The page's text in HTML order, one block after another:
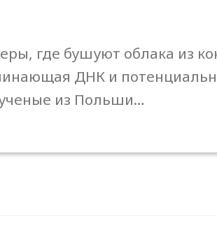
где бушуют облака из
ДНК и
из Польши…